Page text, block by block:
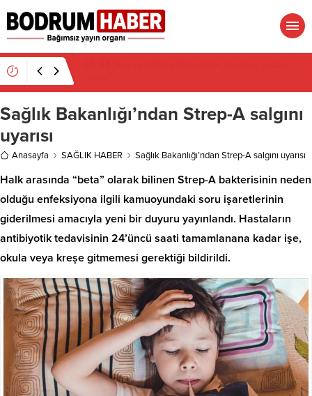
Sağlık Bakanlığı’ndan Strep-A salgını
uyarısı
Anasayfa SAĞLIK HABER Sağlık Bakanlığı’ndan Strep-A salgını uyarısı
Halk arasında “beta” olarak bilinen Strep-A bakterisinin neden
olduğu enfeksiyona ilgili kamuoyundaki soru işaretlerinin
giderilmesi amacıyla yeni bir duyuru yayınlandı. Hastaların
antibiyotik tedavisinin 24’üncü saati tamamlanana kadar işe,
okula veya kreşe gitmemesi gerektiği bildirildi.